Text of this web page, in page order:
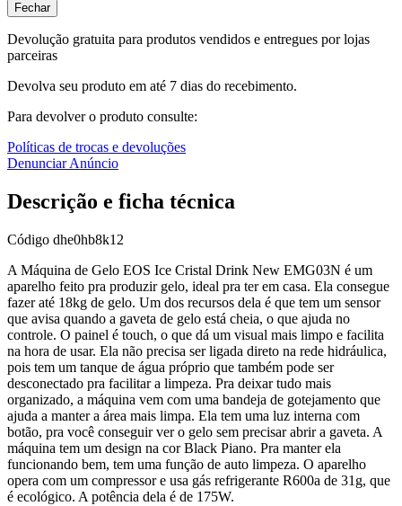
Fechar
Devolução gratuita para produtos vendidos e entregues por lojas
parceiras
Devolva seu produto em até 7 dias do recebimento.
Para devolver o produto consulte:
Políticas de trocas e devoluções
Denunciar Anúncio
Descrição e ficha técnica
Código dhe0hb8k12
A Máquina de Gelo EOS Ice Cristal Drink New EMG03N é um
aparelho feito pra produzir gelo, ideal pra ter em casa. Ela consegue
fazer até 18kg de gelo. Um dos recursos dela é que tem um sensor
que avisa quando a gaveta de gelo está cheia, o que ajuda no
controle. O painel é touch, o que dá um visual mais limpo e facilita
na hora de usar. Ela não precisa ser ligada direto na rede hidráulica,
pois tem um tanque de água próprio que também pode ser
desconectado pra facilitar a limpeza. Pra deixar tudo mais
organizado, a máquina vem com uma bandeja de gotejamento que
ajuda a manter a área mais limpa. Ela tem uma luz interna com
botão, pra você conseguir ver o gelo sem precisar abrir a gaveta. A
máquina tem um design na cor Black Piano. Pra manter ela
funcionando bem, tem uma função de auto limpeza. O aparelho
opera com um compressor e usa gás refrigerante R600a de 31g, que
é ecológico. A potência dela é de 175W.